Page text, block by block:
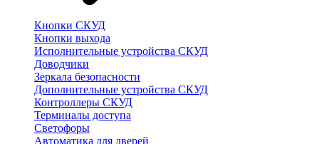
Кнопки СКУД
Кнопки выхода
Исполнительные устройства СКУД
Доводчики
Зеркала безопасности
Дополнительные устройства СКУД
Контроллеры СКУД
Терминалы доступа
Светофоры
Автоматика для дверей